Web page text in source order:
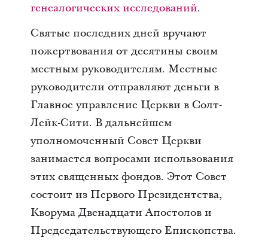
генеалогических исследований.
Святые последних дней вручают
пожертвования от десятины своим
местным руководителям. Местные
руководители отправляют деньги в
Главное управление Церкви в Солт-
Лейк-Сити. В дальнейшем
уполномоченный Совет Церкви
занимается вопросами использования
этих священных фондов. Этот Совет
состоит из Первого Президентства,
Кворума Двенадцати Апостолов и
Председательствующего Епископства.